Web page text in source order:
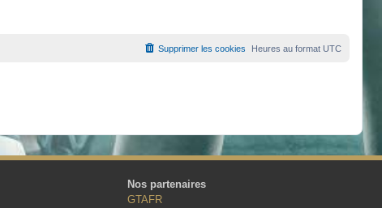
Heures au format UTC
Supprimer les cookies
Nos partenaires
GTAFR